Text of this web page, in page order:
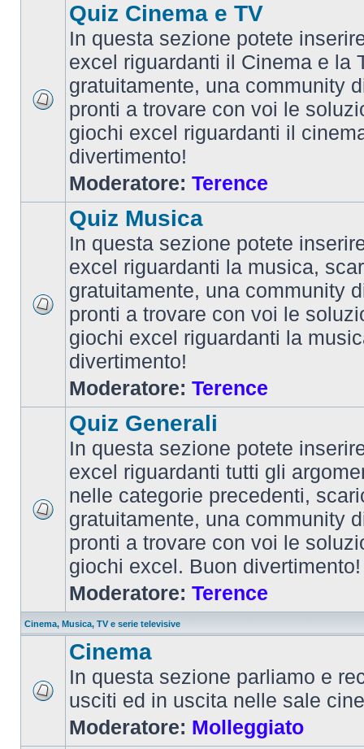
Quiz Cinema e TV
In questa sezione potete
excel riguardanti il Cinema e la
gratuitamente, una community
pronti a trovare con voi le
giochi excel riguardanti il
divertimento!
Moderatore: Terence
Quiz Musica
In questa sezione potete
excel riguardanti la musica,
gratuitamente, una community
pronti a trovare con voi le
giochi excel riguardanti la
divertimento!
Moderatore: Terence
Quiz Generali
In questa sezione potete
excel riguardanti tutti gli
nelle categorie precedenti,
gratuitamente, una community
pronti a trovare con voi le
giochi excel. Buon divertimento!
Moderatore: Terence
Cinema, Musica, TV e serie televisive
Cinema
In questa sezione parliamo e
usciti ed in uscita nelle sale
Moderatore: Molleggiato